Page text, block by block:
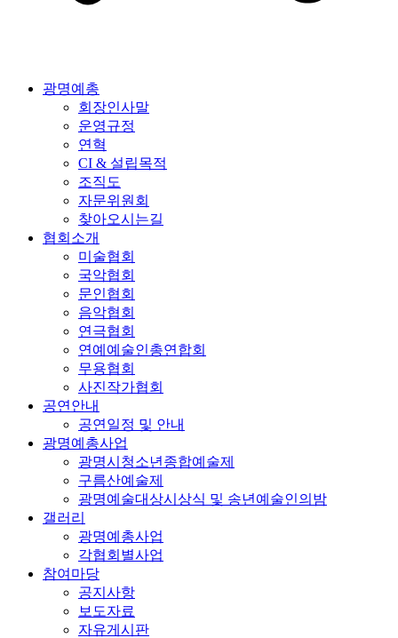
광명예총
회장인사말
운영규정
연혁
CI & 설립목적
조직도
자문위원회
찾아오시는길
협회소개
미술협회
국악협회
문인협회
음악협회
연극협회
연예예술인총연합회
무용협회
사진작가협회
공연안내
공연일정 및 안내
광명예총사업
광명시청소년종합예술제
구름산예술제
광명예술대상시상식 및 송년예술인의밤
갤러리
광명예총사업
각협회별사업
참여마당
공지사항
보도자료
자유게시판